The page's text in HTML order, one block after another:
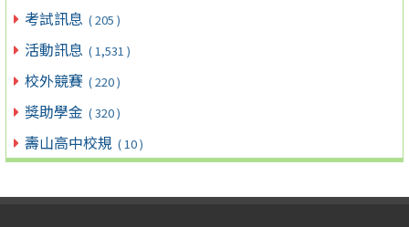
考試訊息 ( 205 )
活動訊息 ( 1,531 )
校外競賽 ( 220 )
獎助學金 ( 320 )
壽山高中校規 ( 10 )